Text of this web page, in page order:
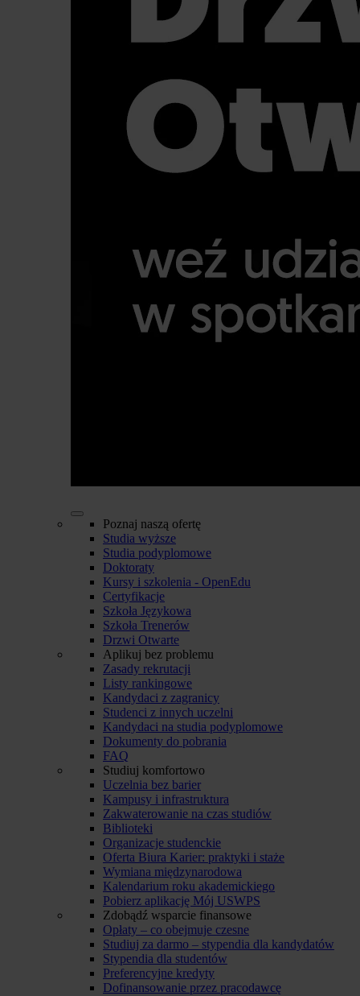
Poznaj naszą ofertę
Studia wyższe
Studia podyplomowe
Doktoraty
Kursy i szkolenia - OpenEdu
Certyfikacje
Szkoła Językowa
Szkoła Trenerów
Drzwi Otwarte
Aplikuj bez problemu
Zasady rekrutacji
Listy rankingowe
Kandydaci z zagranicy
Studenci z innych uczelni
Kandydaci na studia podyplomowe
Dokumenty do pobrania
FAQ
Studiuj komfortowo
Uczelnia bez barier
Kampusy i infrastruktura
Zakwaterowanie na czas studiów
Biblioteki
Organizacje studenckie
Oferta Biura Karier: praktyki i staże
Wymiana międzynarodowa
Kalendarium roku akademickiego
Pobierz aplikację Mój USWPS
Zdobądź wsparcie finansowe
Opłaty – co obejmuje czesne
Studiuj za darmo – stypendia dla kandydatów
Stypendia dla studentów
Preferencyjne kredyty
Dofinansowanie przez pracodawcę